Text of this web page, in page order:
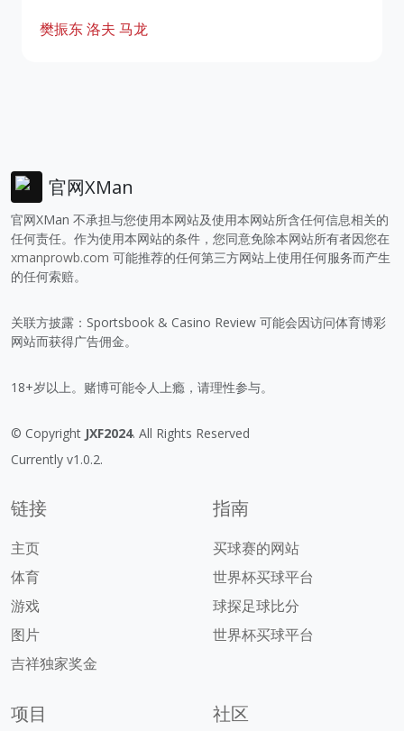
樊振东洛夫 马龙
官网XMan
官网XMan 不承担与您使用本网站及使用本网站所含任何信息相关的
任何责任。作为使用本网站的条件，您同意免除本网站所有者因您在
xmanprowb.com 可能推荐的任何第三方网站上使用任何服务而产生
的任何索赔。
关联方披露：Sportsbook & Casino Review 可能会因访问体育博彩
网站而获得广告佣金。
18+岁以上。赌博可能令人上瘾，请理性参与。
© Copyright JXF2024. All Rights Reserved
Currently v1.0.2.
链接
主页
体育
游戏
图片
吉祥独家奖金
指南
买球赛的网站
世界杯买球平台
球探足球比分
世界杯买球平台
项目 社区